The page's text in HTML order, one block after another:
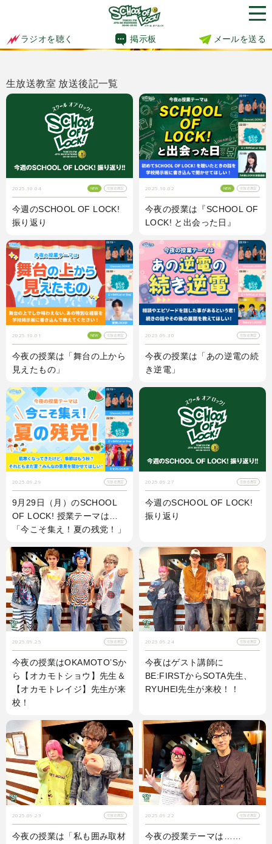
ラジオを聴く 掲示板 メールを送る
生放送教室 放送後記一覧
2025.10.04 NEW 生放送教室
今週のSCHOOL OF LOCK!
振り返り
2025.10.02 NEW 生放送教室
今夜の授業は『SCHOOL OF
LOCK! と出会った日』
2025.10.01 NEW 生放送教室
今夜の授業は「舞台の上から
見えたもの」
2025.09.30 生放送教室
今夜の授業は「あの逆電の続
き逆電」
2025.09.29 生放送教室
9月29日（月）のSCHOOL
OF LOCK! 授業テーマは…
「今こそ集え！夏の残党！」
2025.09.27 生放送教室
今週のSCHOOL OF LOCK!
振り返り
2025.09.25 生放送教室
今夜の授業はOKAMOTO’Sか
ら【オカモトショウ】先生＆
【オカモトレイジ】先生が来
校！
2025.09.24 生放送教室
今夜はゲスト講師に
BE:FIRSTからSOTA先生、
RYUHEI先生が来校！！
2025.09.23 生放送教室
今夜の授業は「私も囲み取材
2025.09.22 生放送教室
今夜の授業テーマは……